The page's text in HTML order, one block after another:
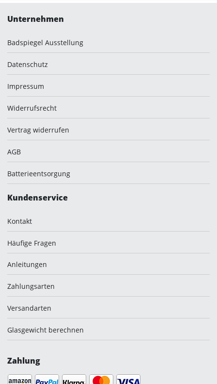
Unternehmen
Badspiegel Ausstellung
Datenschutz
Impressum
Widerrufsrecht
Vertrag widerrufen
AGB
Batterieentsorgung
Kundenservice
Kontakt
Häufige Fragen
Anleitungen
Zahlungsarten
Versandarten
Glasgewicht berechnen
Zahlung